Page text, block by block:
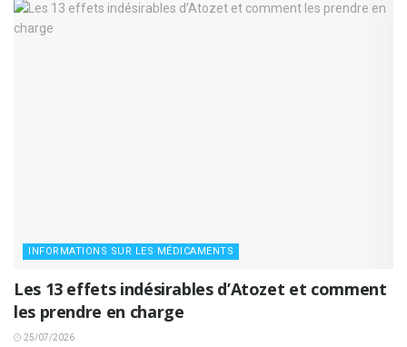
INFORMATIONS SUR LES MÉDICAMENTS
Les 13 effets indésirables d’Atozet et comment
les prendre en charge
25/07/2026